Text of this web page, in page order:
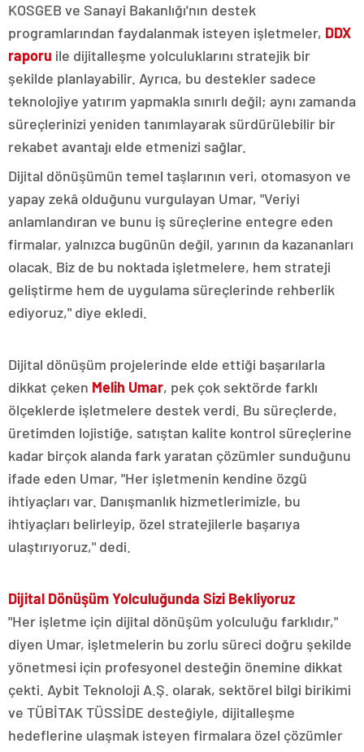
KOSGEB ve Sanayi Bakanlığı'nın destek
programlarından faydalanmak isteyen işletmeler, DDX
raporu ile dijitalleşme yolculuklarını stratejik bir
şekilde planlayabilir. Ayrıca, bu destekler sadece
teknolojiye yatırım yapmakla sınırlı değil; aynı zamanda
süreçlerinizi yeniden tanımlayarak sürdürülebilir bir
rekabet avantajı elde etmenizi sağlar.
Dijital dönüşümün temel taşlarının veri, otomasyon ve
yapay zekâ olduğunu vurgulayan Umar, "Veriyi
anlamlandıran ve bunu iş süreçlerine entegre eden
firmalar, yalnızca bugünün değil, yarının da kazananları
olacak. Biz de bu noktada işletmelere, hem strateji
geliştirme hem de uygulama süreçlerinde rehberlik
ediyoruz," diye ekledi.
Dijital dönüşüm projelerinde elde ettiği başarılarla
dikkat çeken Melih Umar, pek çok sektörde farklı
ölçeklerde işletmelere destek verdi. Bu süreçlerde,
üretimden lojistiğe, satıştan kalite kontrol süreçlerine
kadar birçok alanda fark yaratan çözümler sunduğunu
ifade eden Umar, "Her işletmenin kendine özgü
ihtiyaçları var. Danışmanlık hizmetlerimizle, bu
ihtiyaçları belirleyip, özel stratejilerle başarıya
ulaştırıyoruz," dedi.
Dijital Dönüşüm Yolculuğunda Sizi Bekliyoruz
"Her işletme için dijital dönüşüm yolculuğu farklıdır,"
diyen Umar, işletmelerin bu zorlu süreci doğru şekilde
yönetmesi için profesyonel desteğin önemine dikkat
çekti. Aybit Teknoloji A.Ş. olarak, sektörel bilgi birikimi
ve TÜBİTAK TÜSSİDE desteğiyle, dijitalleşme
hedeflerine ulaşmak isteyen firmalara özel çözümler